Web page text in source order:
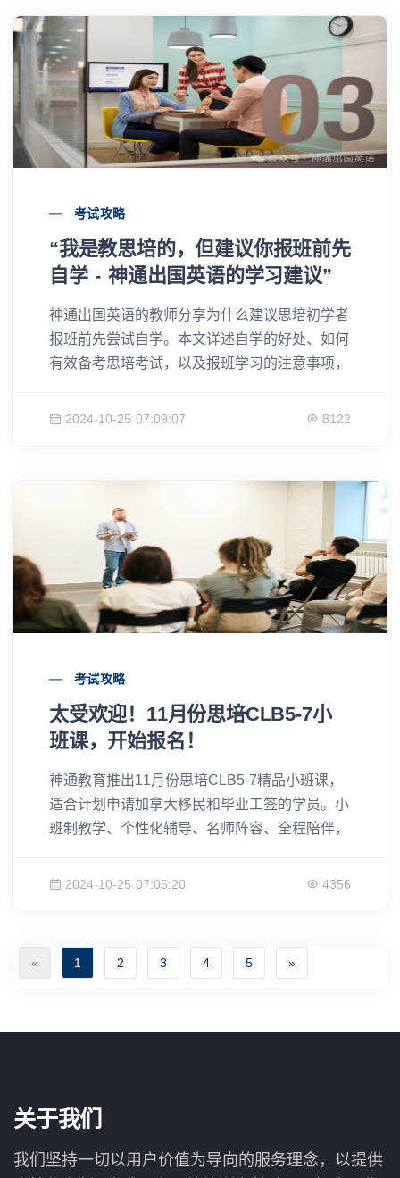
考试攻略
“我是教思培的，但建议你报班前先
自学 - 神通出国英语的学习建议”
神通出国英语的教师分享为什么建议思培初学者
报班前先尝试自学。本文详述自学的好处、如何
有效备考思培考试，以及报班学习的注意事项，
2024-10-25 07:09:07 8122
考试攻略
太受欢迎！11月份思培CLB5-7小
班课，开始报名！
神通教育推出11月份思培CLB5-7精品小班课，
适合计划申请加拿大移民和毕业工签的学员。小
班制教学、个性化辅导、名师阵容、全程陪伴，
名！2024-10-25 07:06:20 4356
« 1 2 3 4 5 »
关于我们
我们坚持一切以用户价值为导向的服务理念，以提供